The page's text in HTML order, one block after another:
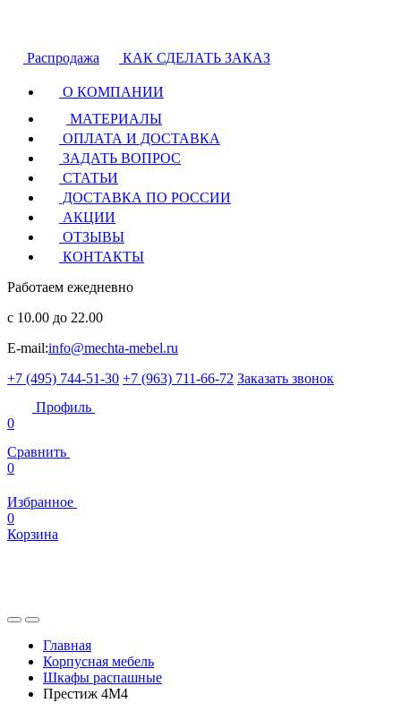
Распродажа КАК СДЕЛАТЬ ЗАКАЗ
О КОМПАНИИ
МАТЕРИАЛЫ
ОПЛАТА И ДОСТАВКА
ЗАДАТЬ ВОПРОС
СТАТЬИ
ДОСТАВКА ПО РОССИИ
АКЦИИ
ОТЗЫВЫ
КОНТАКТЫ
Работаем ежедневно
с 10.00 до 22.00
E-mail:info@mechta-mebel.ru
+7 (495) 744-51-30 +7 (963) 711-66-72 Заказать звонок
Профиль
0
Сравнить
0
Избранное
0
Корзина
Главная
Корпусная мебель
Шкафы распашные
Престиж 4М4